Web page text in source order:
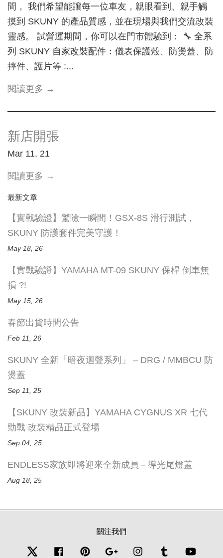
間， 我們希望能讓每一位車友，親眼看到、親手觸
摸到 SKUNY 的產品質感，並在現場與我們交流改裝
靈感。 試營運期間，你可以在門市體驗到： 🔧 全系
列 SKUNY 自家改裝配件：儀表保護殼、防燙蓋、防
摔件、護片等 :...
閱讀更多 →
新店開張
Mar 11, 21
閱讀更多 →
最新文章
【實戰驗證】驚險一瞬間！GSX-8S 滑行測試，
SKUNY 防護套件完美守護！
May 18, 26
【實戰驗證】YAMAHA MT-09 SKUNY 保桿 倒車無
損 ?!
May 15, 26
春節出貨時間公告
Feb 11, 26
SKUNY 全新「暗夜迴聲系列」 – DRG / MMBCU 防
燙蓋
Sep 11, 25
【SKUNY 改裝新品】YAMAHA CYGNUS XR 七代
勁戰 改裝精品正式登場
Sep 04, 25
ENDLESS家族即將迎來全新成員－導光尾燈蓋
Aug 18, 25
關注我們
Twitter Facebook Pinterest Google Instagram Tumblr